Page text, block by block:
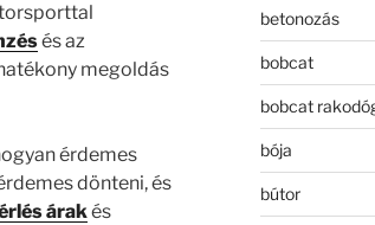
és az
megoldás
érdemes
dönteni, és
árakés
betonozás
bobcat
bobcat
bója
bútor